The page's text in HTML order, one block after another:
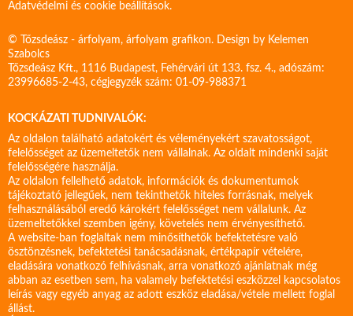
Adatvédelmi és cookie beállítások.
© Tőzsdeász - árfolyam, árfolyam grafikon. Design by Kelemen
Szabolcs
Tőzsdeász Kft., 1116 Budapest, Fehérvári út 133. fsz. 4., adószám:
23996685-2-43, cégjegyzék szám: 01-09-988371
KOCKÁZATI TUDNIVALÓK:
Az oldalon található adatokért és véleményekért szavatosságot,
felelősséget az üzemeltetők nem vállalnak. Az oldalt mindenki saját
felelősségére használja.
Az oldalon fellelhető adatok, információk és dokumentumok
tájékoztató jellegűek, nem tekinthetők hiteles forrásnak, melyek
felhasználásából eredő károkért felelősséget nem vállalunk. Az
üzemeltetőkkel szemben igény, követelés nem érvényesíthető.
A website-ban foglaltak nem minősíthetők befektetésre való
ösztönzésnek, befektetési tanácsadásnak, értékpapír vételére,
eladására vonatkozó felhívásnak, arra vonatkozó ajánlatnak még
abban az esetben sem, ha valamely befektetési eszközzel kapcsolatos
leírás vagy egyéb anyag az adott eszköz eladása/vétele mellett foglal
állást.